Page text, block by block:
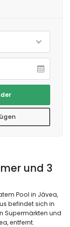
und 3
Pool in Jávea,
befindet sich in
Supermärkten und
entfernt.